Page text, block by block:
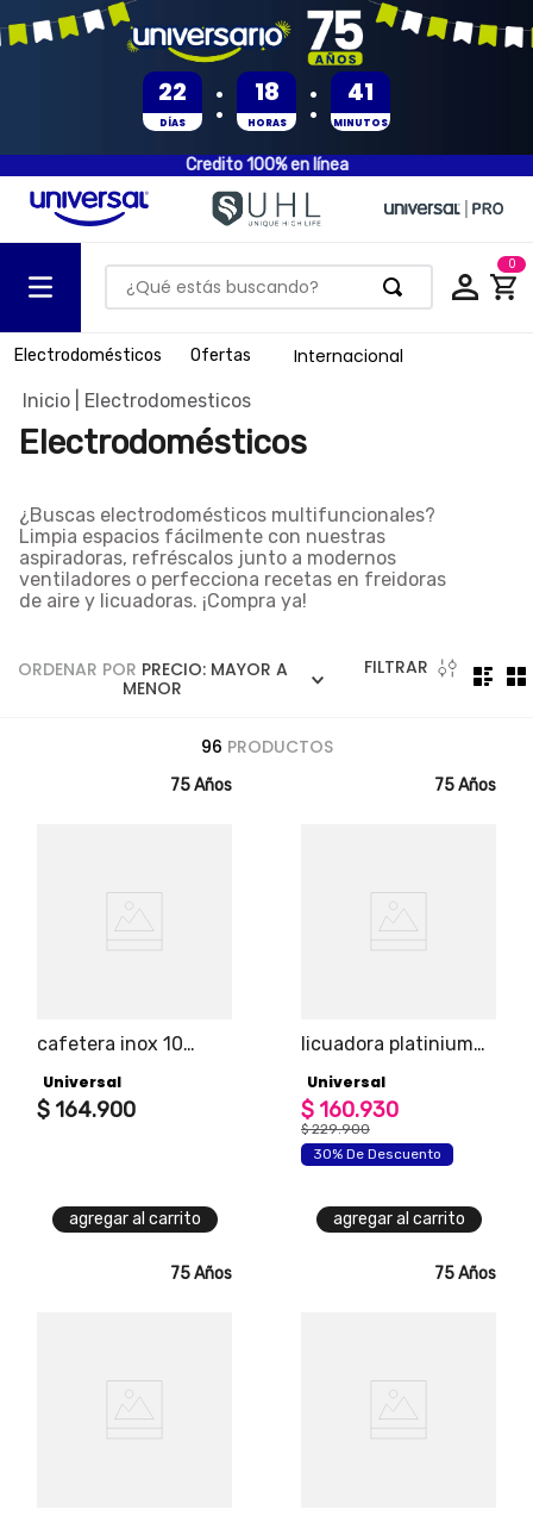
22
DÍAS : 18
HORAS : 41
MINUTOS
Credito 100% en línea
¿Qué estás buscando? 0
Electrodomésticos Ofertas Internacional
Electrodomesticos
Electrodomésticos
¿Buscas electrodomésticos multifuncionales?
Limpia espacios fácilmente con nuestras
aspiradoras, refréscalos junto a modernos
ventiladores o perfecciona recetas en freidoras
de aire y licuadoras. ¡Compra ya!
ORDENAR POR PRECIO: MAYOR A
MENOR
FILTRAR
96 PRODUCTOS
75 Años
cafetera inox 10
Universal
$ 164.900
agregar al carrito
75 Años
licuadora platinium
de potencia, 5
velocidades y
función de pulso,
vaso de vidrio
capacidad de 1.5l
Universal
$ 160.930
$ 229.900
30% De Descuento
agregar al carrito
75 Años 75 Años
TÉRMINOS MÁS BUSCADOS
batería
.
ventilador
.
licuadora
.
ollas
.
cafetera